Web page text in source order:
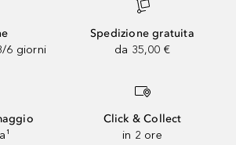
6 giorni
Spedizione gratuita
da 35,00 €
Click & Collect
in 2 ore